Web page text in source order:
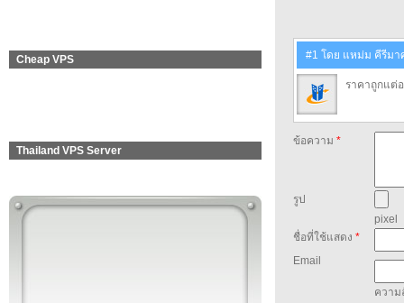
Cheap VPS
Thailand VPS Server
#1 โดย แหม่ม คีรีมา
ราคาถูกแต่
ข้อความ *
รูป
pixel
ชื่อที่ใช้แสดง *
Email
ความ